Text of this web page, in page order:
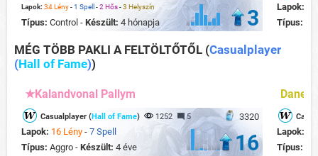
Lapok: 34 Lény-1 Spell -2 Hős-3 Helyszín
Típus: Control - Készült: 4 hónapja 3 Lapok:
Típus:
MÉG TÖBB PAKLI A FELTÖLTŐTŐL (Casualplayer
(Hall of Fame))
★Kalandvonal Pallym
3320
Casualplayer (Hall of Fame) 1252 5
Lapok: 16 Lény - 7 Spell
Típus: Aggro - Készült: 4 éve 16
Dane
Lapok:
Típus: